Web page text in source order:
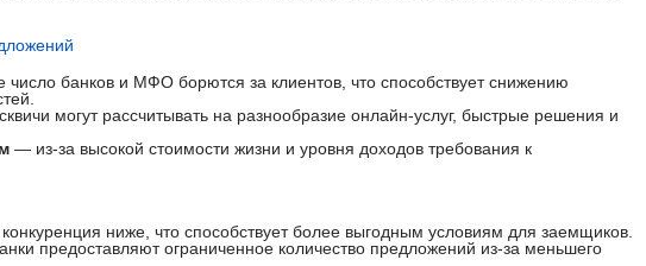
банков и МФО борются за клиентов, что способствует снижению
могут рассчитывать на разнообразие онлайн-услуг, быстрые решения и
— из-за высокой стоимости жизни и уровня доходов требования к
ниже, что способствует более выгодным условиям для заемщиков.
предоставляют ограниченное количество предложений из-за меньшего